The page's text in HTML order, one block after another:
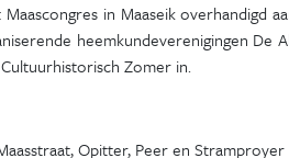
in Maaseik overhandigd
heemkundeverenigingen
Zomer in.
Opitter, Peer en